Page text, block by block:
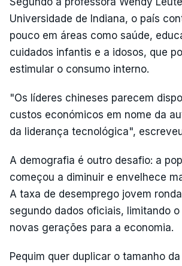
Universidade de Indiana, o país
pouco em áreas como saúde,
cuidados infantis e a idosos, que
estimular o consumo interno.
"Os líderes chineses parecem
custos económicos em nome da
da liderança tecnológica",
A demografia é outro desafio: a
começou a diminuir e envelhece
A taxa de desemprego jovem
segundo dados oficiais, limitando
novas gerações para a economia.
Pequim quer duplicar o tamanho